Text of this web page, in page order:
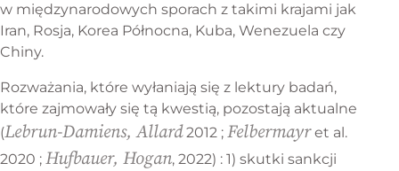
w międzynarodowych sporach z takimi krajami jak
Iran, Rosja, Korea Północna, Kuba, Wenezuela czy
Chiny.
Rozważania, które wyłaniają się z lektury badań,
które zajmowały się tą kwestią, pozostają aktualne
(Lebrun-Damiens, Allard2012 ; Felbermayret al.
2020 ; Hufbauer, Hogan, 2022) : 1) skutki sankcji